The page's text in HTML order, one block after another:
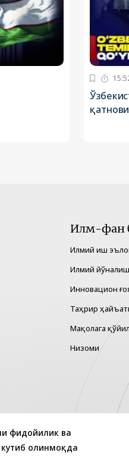
фидойилик ва
олинмоқда
Илм-фан
Илмий иш
Илмий
Инновацион
Таҳрир
Мақолага
Низоми